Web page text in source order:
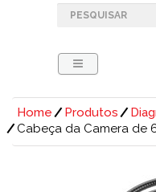
Home Produtos
Cabeça da Camera de